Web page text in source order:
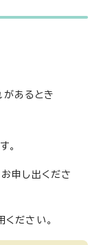
あるとき
。
申し出くださ
ださい。